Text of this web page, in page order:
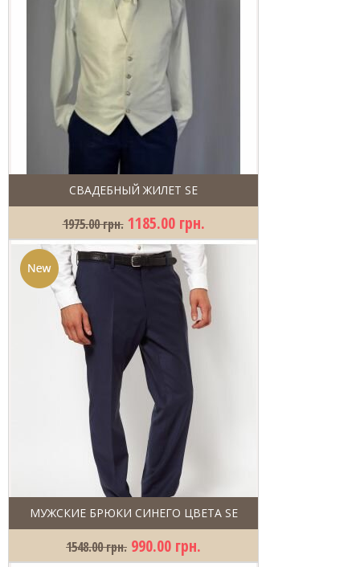
СВАДЕБНЫЙ ЖИЛЕТ SE
1975.00 грн. 1185.00 грн.
МУЖСКИЕ БРЮКИ СИНЕГО ЦВЕТА SE
1548.00 грн. 990.00 грн.